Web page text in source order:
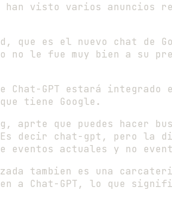
han visto varios anuncios
que es el nuevo chat de
le fue muy bien a su
Chat-GPT estará
tiene Google.
aprte que puedes hacer
Es decir chat-gpt, pero
eventos actuales y no
tambien es una
a Chat-GPT, lo que